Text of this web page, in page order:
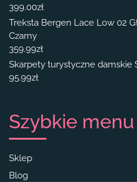
399.00zł
Treksta Bergen Lace Low 02
Czarny
359.99zł
Skarpety turystyczne damskie
95.99zł
Szybkie menu
Sklep
Blog